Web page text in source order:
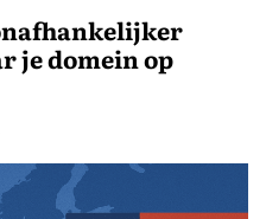
je domein op